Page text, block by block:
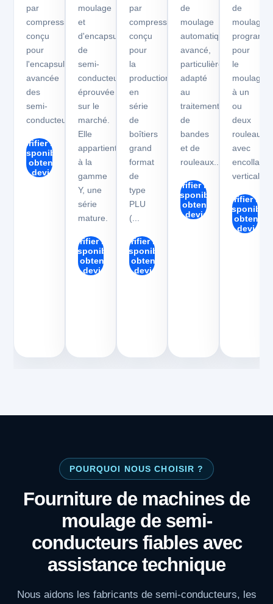
par
compression
conçu
pour
l'encapsulation
avancée
des
semi-
conducteurs.
Vérifier la
disponibilité
et obtenir
un devis
moulage
et
d'encapsulation
de
semi-
conducteurs
éprouvée
sur le
marché.
Elle
appartient
à la
gamme
Y, une
série
mature.
Vérifier la
disponibilité
et obtenir
un devis
par
compression
conçu
pour
la
production
en
série
de
boîtiers
grand
format
de
type
PLU
(...
Vérifier la
disponibilité
et obtenir
un devis
3G
de
moulage
automatique
avancé,
particulièrement
adapté
au
traitement
de
bandes
et de
rouleaux...
Vérifier la
disponibilité
et obtenir
un devis
R2R
de
moulage
pour
le
moulage
à un
ou
deux
rouleaux
avec
encollage
vertical...
Vérifier la
et obtenir
un devis
POURQUOI NOUS CHOISIR ?
Fourniture de machines de
moulage de semi-
conducteurs fiables avec
assistance technique
Nous aidons les fabricants de semi-conducteurs, les